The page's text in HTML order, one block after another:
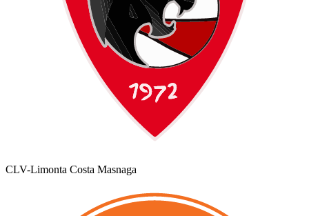
CLV-Limonta Costa Masnaga